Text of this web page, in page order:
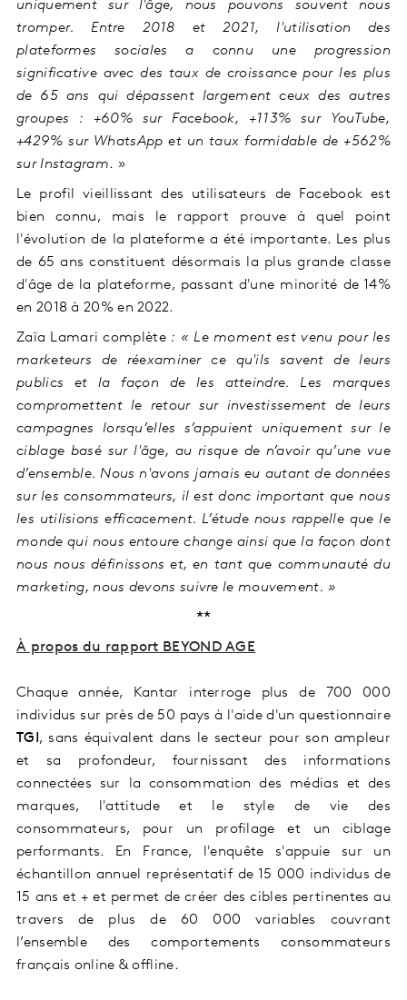
uniquement sur l'âge, nous pouvons souvent nous
tromper. Entre 2018 et 2021, l'utilisation des
plateformes sociales a connu une progression
significative avec des taux de croissance pour les plus
de 65 ans qui dépassent largement ceux des autres
groupes : +60% sur Facebook, +113% sur YouTube,
+429% sur WhatsApp et un taux formidable de +562%
sur Instagram. »
Le profil vieillissant des utilisateurs de Facebook est
bien connu, mais le rapport prouve à quel point
l'évolution de la plateforme a été importante. Les plus
de 65 ans constituent désormais la plus grande classe
d'âge de la plateforme, passant d'une minorité de 14%
en 2018 à 20% en 2022.
Zaïa Lamari complète: « Le moment est venu pour les
marketeurs de réexaminer ce qu'ils savent de leurs
publics et la façon de les atteindre. Les marques
compromettent le retour sur investissement de leurs
campagnes lorsqu’elles s’appuient uniquement sur le
ciblage basé sur l'âge, au risque de n’avoir qu’une vue
d’ensemble. Nous n'avons jamais eu autant de données
sur les consommateurs, il est donc important que nous
les utilisions efficacement. L’étude nous rappelle que le
monde qui nous entoure change ainsi que la façon dont
nous nous définissons et, en tant que communauté du
marketing, nous devons suivre le mouvement. »
**
À propos d u rapport BEYOND AGE
Chaque année, Kantar interroge plus de 700 000
individus sur près de 50 pays à l'aide d'un questionnaire
TGI , sans équivalent dans le secteur pour son ampleur
et sa profondeur, fournissant des informations
connectées sur la consommation des médias et des
marques, l'attitude et le style de vie des
consommateurs, pour un profilage et un ciblage
performants. En France, l'enquête s'appuie sur un
échantillon annuel représentatif de 15 000 individus de
15 ans et + et permet de créer des cibles pertinentes au
travers de plus de 60 000 variables couvrant
l’ensemble des comportements consommateurs
français online & offline.